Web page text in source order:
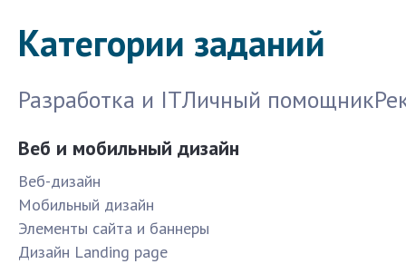
Категории заданий
Разработка и ITЛичный помощник
Веб и мобильный дизайн
Веб-дизайн
Мобильный дизайн
Элементы сайта и баннеры
Дизайн Landing page